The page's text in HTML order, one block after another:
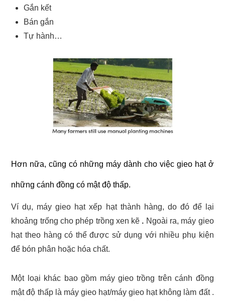
Gắn kết
Bán gắn
Tự hành…
Hơn nữa, cũng có những máy dành cho việc gieo hạt ở
những cánh đồng có mật độ thấp.
Ví dụ, máy gieo hạt xếp hạt thành hàng, do đó để lại
khoảng trống cho phép trồng xen kẽ . Ngoài ra, máy gieo
hạt theo hàng có thể được sử dụng với nhiều phụ kiện
để bón phân hoặc hóa chất.
Một loại khác bao gồm máy gieo trồng trên cánh đồng
mật độ thấp là máy gieo hạt/máy gieo hạt không làm đất .